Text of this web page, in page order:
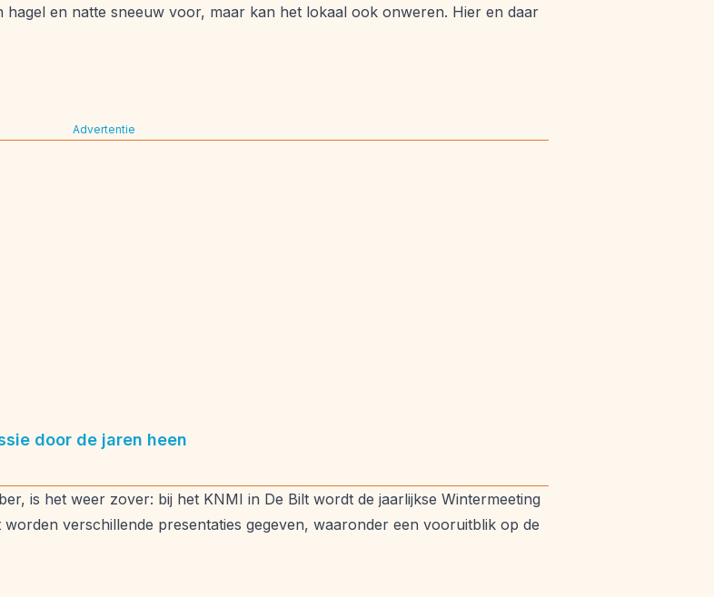
hagel en natte sneeuw voor, maar kan het lokaal ook onweren. Hier en daar
Advertentie
door de jaren heen
is het weer zover: bij het KNMI in De Bilt wordt de jaarlijkse Wintermeeting
worden verschillende presentaties gegeven, waaronder een vooruitblik op de